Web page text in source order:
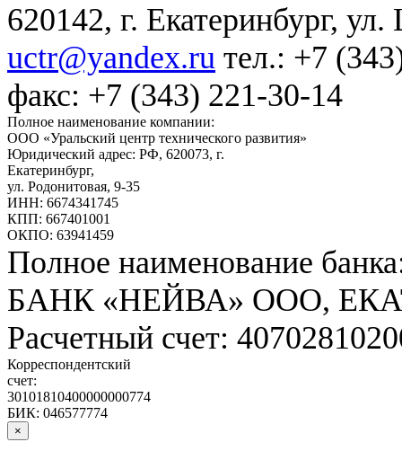
620142, г. Екатеринбург,
uctr@yandex.ru тел.: +7
факс: +7 (343) 221-30-14
Полное наименование компании:
ООО «Уральский центр технического развития»
Юридический адрес: РФ, 620073, г.
Екатеринбург,
ул. Родонитовая, 9-35
ИНН: 6674341745
КПП: 667401001
ОКПО: 63941459
Полное наименование
БАНК «НЕЙВА» ООО,
Расчетный счет:
Корреспондентский
счет:
30101810400000000774
БИК: 046577774
×